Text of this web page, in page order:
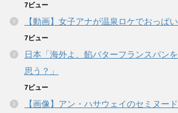
7ビュー
【動画】女子アナが温泉ロケでおっぱ
7ビュー
日本「海外よ、餡バターフランスパン
思う？」
7ビュー
【画像】アン・ハサウェイのセミヌー